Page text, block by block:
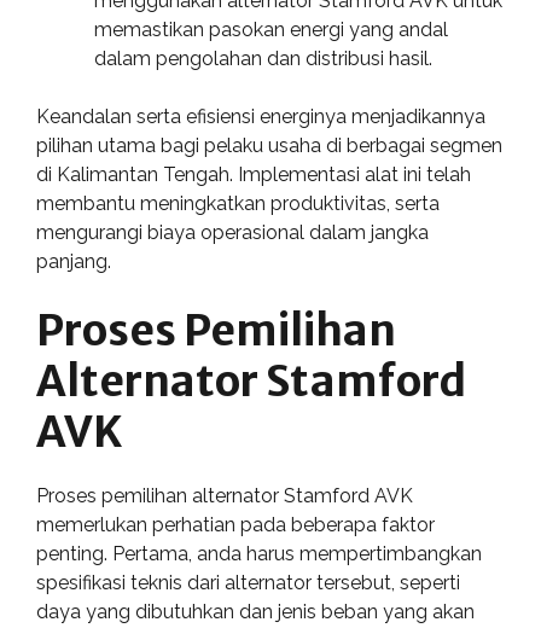
memastikan pasokan energi yang andal
dalam pengolahan dan distribusi hasil.
Keandalan serta efisiensi energinya menjadikannya
pilihan utama bagi pelaku usaha di berbagai segmen
di Kalimantan Tengah. Implementasi alat ini telah
membantu meningkatkan produktivitas, serta
mengurangi biaya operasional dalam jangka
panjang.
Proses Pemilihan
Alternator Stamford
AVK
Proses pemilihan alternator Stamford AVK
memerlukan perhatian pada beberapa faktor
penting. Pertama, anda harus mempertimbangkan
spesifikasi teknis dari alternator tersebut, seperti
daya yang dibutuhkan dan jenis beban yang akan